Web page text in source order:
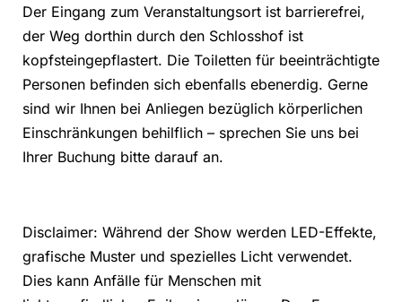
Der Eingang zum Veranstaltungsort ist barrierefrei,
der Weg dorthin durch den Schlosshof ist
kopfsteingepflastert. Die Toiletten für beeinträchtigte
Personen befinden sich ebenfalls ebenerdig. Gerne
sind wir Ihnen bei Anliegen bezüglich körperlichen
Einschränkungen behilflich – sprechen Sie uns bei
Ihrer Buchung bitte darauf an.
Disclaimer: Während der Show werden LED-Effekte,
grafische Muster und spezielles Licht verwendet.
Dies kann Anfälle für Menschen mit